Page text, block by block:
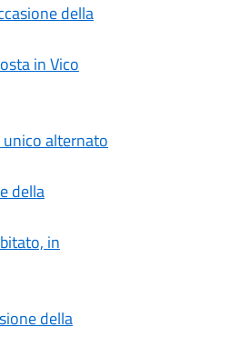
della
in Vico
alternato
della
in
della